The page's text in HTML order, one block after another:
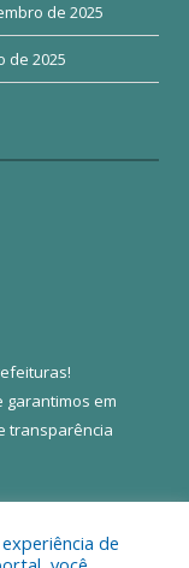
de 2025
de 2025
!
garantimos em
transparência
de